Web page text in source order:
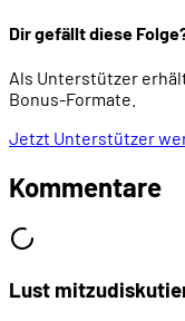
00:43:26 Das
00:44:45
00:47:17
Dir gefällt diese
Als Unterstützer
Bonus-Formate.
Jetzt Unterstützer
Kommentare
Lust